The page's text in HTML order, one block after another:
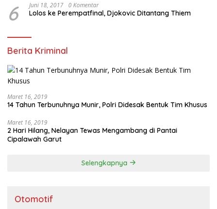
6 Juni 18, 2017 0 Komentar
Lolos ke Perempatfinal, Djokovic Ditantang Thiem
Berita Kriminal
Maret 16, 2019
14 Tahun Terbunuhnya Munir, Polri Didesak Bentuk Tim Khusus
Maret 16, 2019
2 Hari Hilang, Nelayan Tewas Mengambang di Pantai
Cipalawah Garut
Selengkapnya
Otomotif